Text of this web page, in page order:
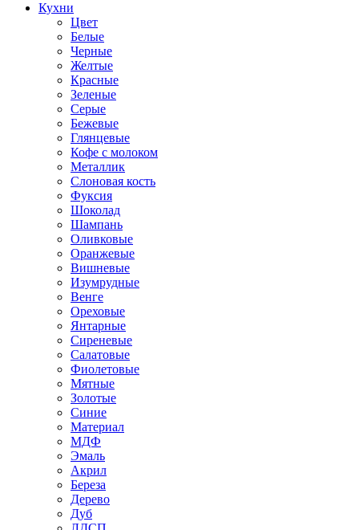
Кухни
Цвет
Белые
Черные
Желтые
Красные
Зеленые
Серые
Бежевые
Глянцевые
Кофе с молоком
Металлик
Слоновая кость
Фуксия
Шоколад
Шампань
Оливковые
Оранжевые
Вишневые
Изумрудные
Венге
Ореховые
Янтарные
Сиреневые
Салатовые
Фиолетовые
Мятные
Золотые
Синие
Материал
МДФ
Эмаль
Акрил
Береза
Дерево
Дуб